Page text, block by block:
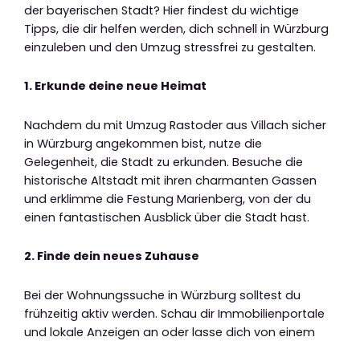
der bayerischen Stadt? Hier findest du wichtige
Tipps, die dir helfen werden, dich schnell in Würzburg
einzuleben und den Umzug stressfrei zu gestalten.
1. Erkunde deine neue Heimat
Nachdem du mit Umzug Rastoder aus Villach sicher
in Würzburg angekommen bist, nutze die
Gelegenheit, die Stadt zu erkunden. Besuche die
historische Altstadt mit ihren charmanten Gassen
und erklimme die Festung Marienberg, von der du
einen fantastischen Ausblick über die Stadt hast.
2. Finde dein neues Zuhause
Bei der Wohnungssuche in Würzburg solltest du
frühzeitig aktiv werden. Schau dir Immobilienportale
und lokale Anzeigen an oder lasse dich von einem